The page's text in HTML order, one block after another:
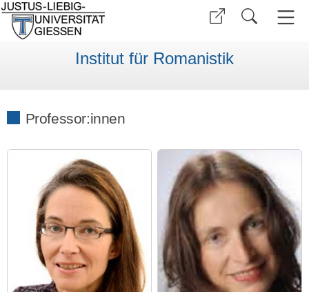
Institut für Romanistik
Professor:innen